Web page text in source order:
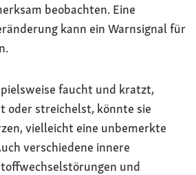
beobachten. Eine
kann ein Warnsignal für
faucht und kratzt,
oder streichelst, könnte sie
vielleicht eine unbemerkte
verschiedene innere
und